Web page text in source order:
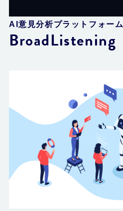
AI意見分析プラットフォーム
BroadListening